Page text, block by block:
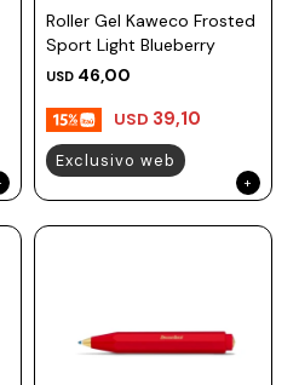
Roller Gel Kaweco Frosted
Sport Light Blueberry
USD 46,00
USD 39,10
Exclusivo web